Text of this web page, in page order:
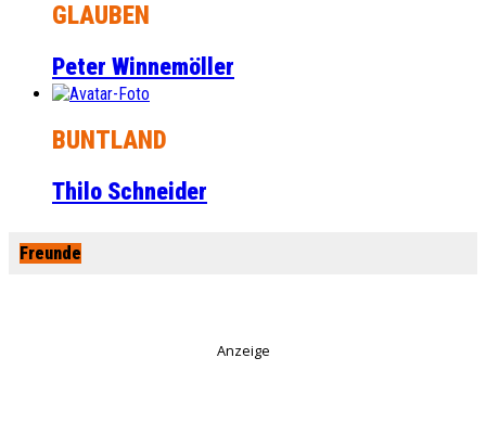
GLAUBEN
Peter Winnemöller
BUNTLAND
Thilo Schneider
Freunde
Anzeige